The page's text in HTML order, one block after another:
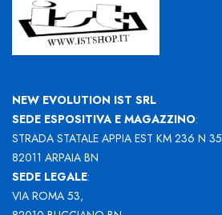
NEW EVOLUTION IST SRL
SEDE ESPOSITIVA E MAGAZZINO:
STRADA STATALE APPIA EST KM 236 N 35
82011 ARPAIA BN
SEDE LEGALE:
VIA ROMA 53,